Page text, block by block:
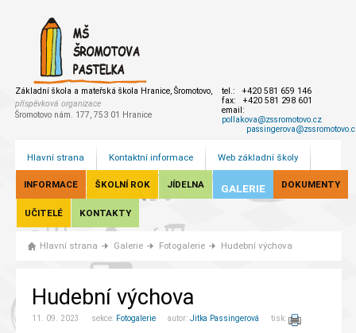
Základní škola a mateřská škola Hranice, Šromotovo,
příspěvková organizace
Šromotovo nám. 177, 753 01 Hranice
tel.: +420 581 659 146
fax: +420 581 298 601
email:
pollakova@zssromotovo.cz
Hlavní strana Kontaktní informace Web základní školy
INFORMACE ŠKOLNÍ ROK JÍDELNA GALERIE DOKUMENTY
UČITELÉ KONTAKTY
Hlavní strana Galerie Fotogalerie Hudební výchova
Hudební výchova
11. 09. 2023 sekce: Fotogalerie autor: Jitka Passingerová tisk: